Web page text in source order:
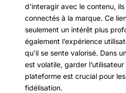
d’interagir avec le contenu,
connectés à la marque. Ce
seulement un intérêt plus
également l’expérience
qu’il se sente valorisé. Dans
est volatile, garder
plateforme est crucial pour
fidélisation.